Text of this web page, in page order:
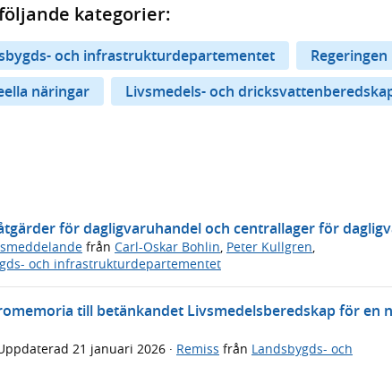
kategorier:
och infrastrukturdepartementet
Regeringen
näringar
Livsmedels- och
för dagligvaruhandel och centrallager för
från Carl-Oskar Bohlin, Peter Kullgren,
och infrastrukturdepartementet
till betänkandet Livsmedelsberedskap för en
21 januari 2026 · Remiss från Landsbygds- och